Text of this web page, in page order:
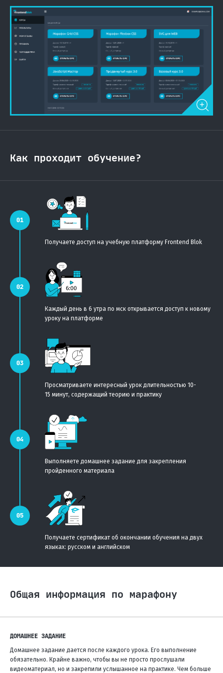
Как проходит обучение?
Получаете доступ на учебную платформу Frontend Blok
Каждый день в 6 утра по мск открывается доступ к новому
уроку на платформе
Просматриваете интересный урок длительностью 10-
15 минут, содержащий теорию и практику
Выполняете домашнее задание для закрепления
пройденного материала
Получаете сертификат об окончании обучения на двух
языках: русском и английском
Общая информация по марафону
ДОМАШНЕЕ ЗАДАНИЕ
Домашнее задание дается после каждого урока. Его выполнение
обязательно. Крайне важно, чтобы вы не просто прослушали
видеоматериал, но и закрепили услышанное на практике. Чем больше